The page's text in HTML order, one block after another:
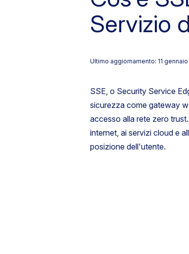
Servizio
Ultimo aggiornamento: 11
SSE, o Security Service
sicurezza come gateway
accesso alla rete zero
internet, ai servizi cloud e
posizione dell'utente.